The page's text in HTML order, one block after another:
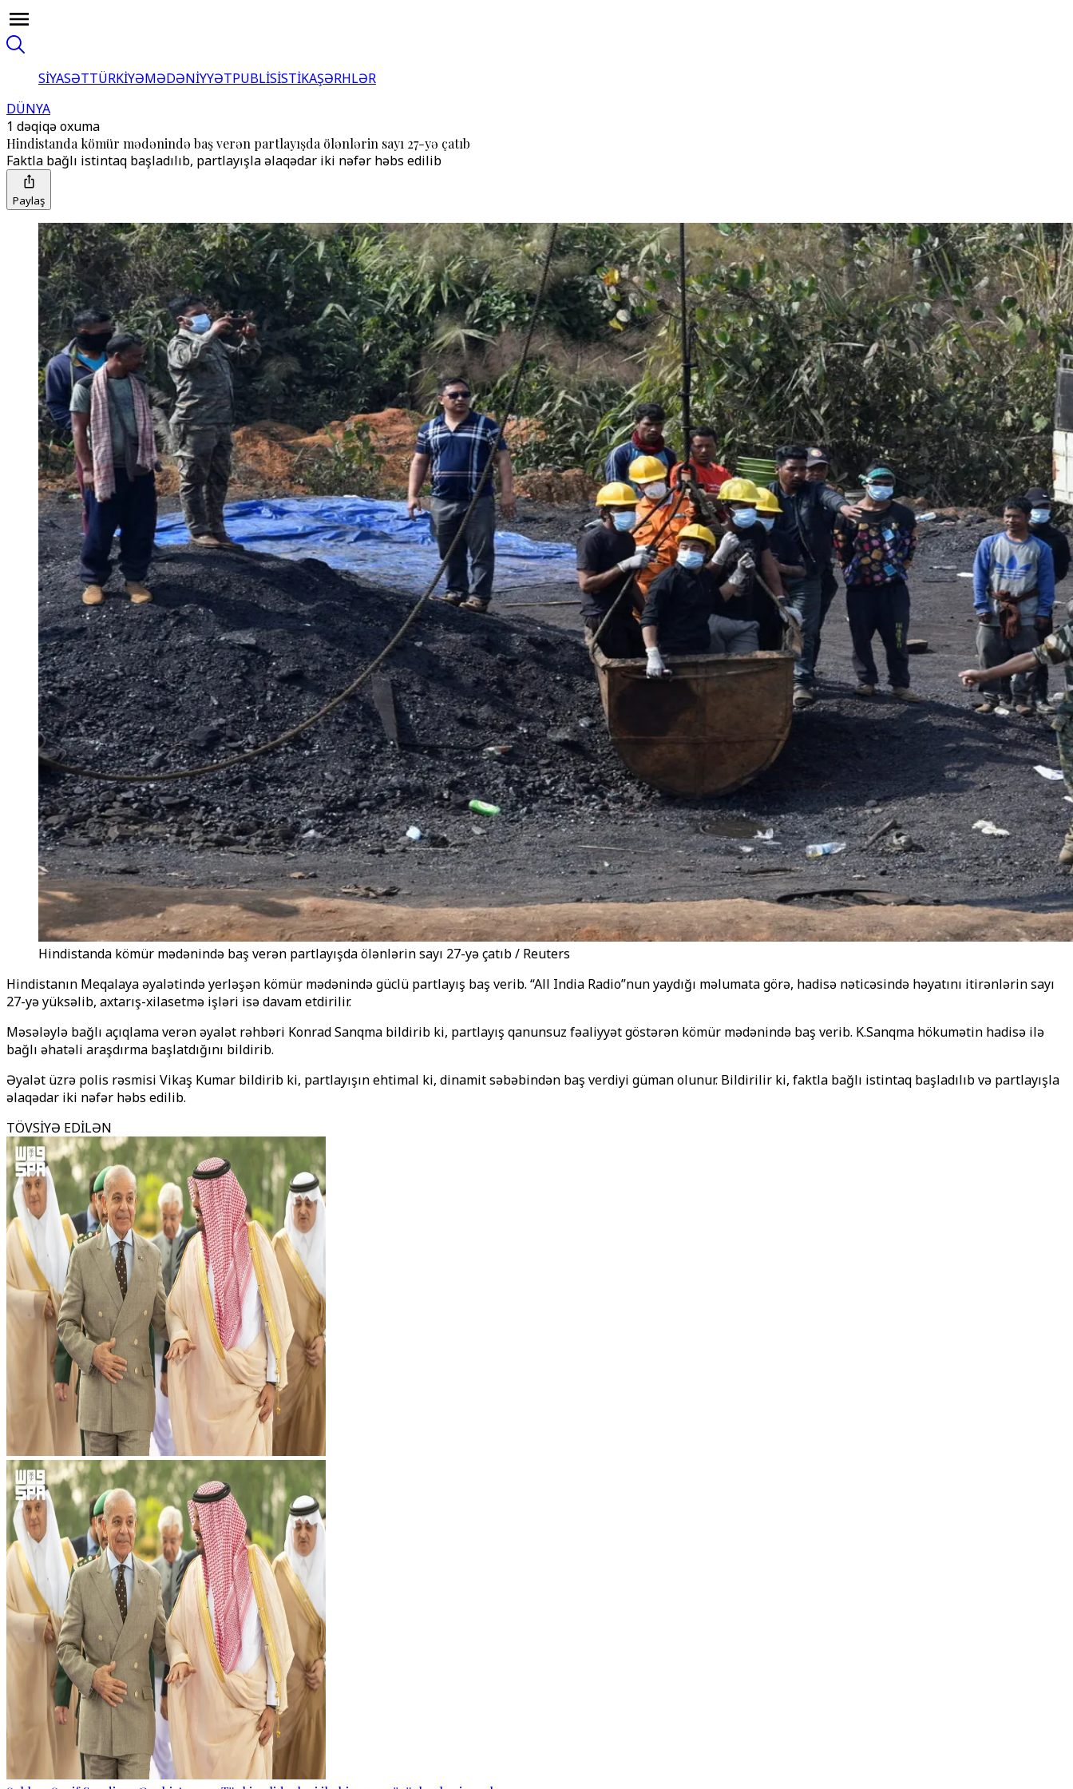
SİYASƏTTÜRKİYƏMƏDƏNİYYƏTPUBLİSİSTİKAŞƏRHLƏR
DÜNYA
1 dəqiqə oxuma
Hindistanda kömür mədənində baş verən partlayışda ölənlərin sayı 27-yə çatıb
Faktla bağlı istintaq başladılıb, partlayışla əlaqədar iki nəfər həbs edilib
Paylaş
Hindistanda kömür mədənində baş verən partlayışda ölənlərin sayı 27-yə çatıb / Reuters
Hindistanın Meqalaya əyalətində yerləşən kömür mədənində güclü partlayış baş verib. “All India Radio”nun yaydığı məlumata görə, hadisə nəticəsində həyatını itirənlərin sayı
27-yə yüksəlib, axtarış-xilasetmə işləri isə davam etdirilir.
Məsələylə bağlı açıqlama verən əyalət rəhbəri Konrad Sanqma bildirib ki, partlayış qanunsuz fəaliyyət göstərən kömür mədənində baş verib. K.Sanqma hökumətin hadisə ilə
bağlı əhatəli araşdırma başlatdığını bildirib.
Əyalət üzrə polis rəsmisi Vikaş Kumar bildirib ki, partlayışın ehtimal ki, dinamit səbəbindən baş verdiyi güman olunur. Bildirilir ki, faktla bağlı istintaq başladılıb və partlayışla
əlaqədar iki nəfər həbs edilib.
TÖVSİYƏ EDİLƏN